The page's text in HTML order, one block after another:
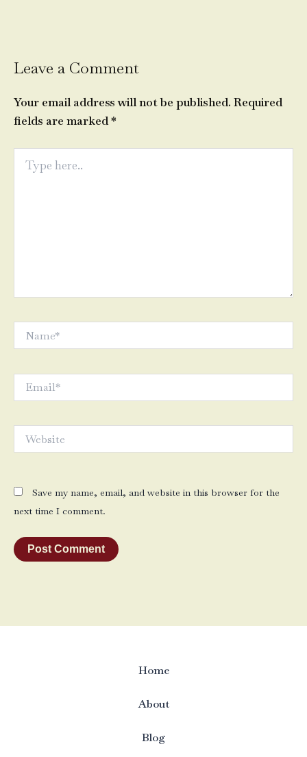
Leave a Comment
Your email address will not be published. Required
fields are marked*
here..
Save my name, email, and website in this browser for the
next time I comment.
Home
About
Blog